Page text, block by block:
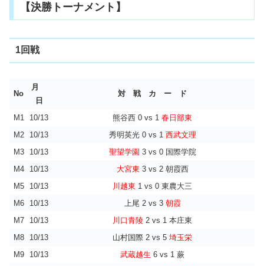
【決勝トーナメント】
1回戦
No
月
日
対 戦 カ ー ド
M1 10/13 熊谷西 0 vs 1 春日部東
M2
10/13 秀明英光 0 vs 1 西武文理
M3
10/13 聖望学園 3 vs 0 国際学院
M4
10/13 大宮東 3 vs 2 朝霞西
M5
10/13 川越東 1 vs 0 東農大三
M6
10/13 上尾 2 vs 3 朝霞
M7
10/13 川口青陵 2 vs 1 本庄東
M8
10/13 山村国際 2 vs 5 埼玉栄
M9
10/13 武蔵越生 6 vs 1 蕨